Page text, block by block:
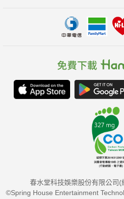
春水堂科技娛樂股份有限公司
©Spring House Entertainment